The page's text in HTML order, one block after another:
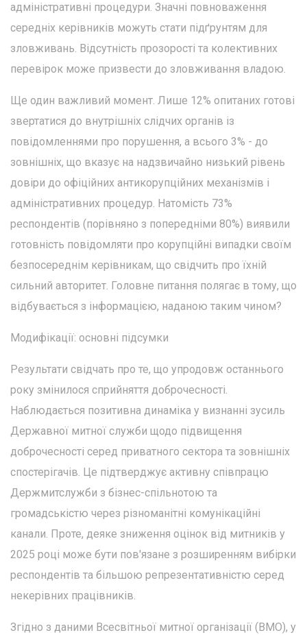
адміністративні процедури. Значні повноваження
середніх керівників можуть стати підґрунтям для
зловживань. Відсутність прозорості та колективних
перевірок може призвести до зловживання владою.
Ще один важливий момент. Лише 12% опитаних готові
звертатися до внутрішніх слідчих органів із
повідомленнями про порушення, а всього 3% - до
зовнішніх, що вказує на надзвичайно низький рівень
довіри до офіційних антикорупційних механізмів і
адміністративних процедур. Натомість 73%
респондентів (порівняно з попередніми 80%) виявили
готовність повідомляти про корупційні випадки своїм
безпосереднім керівникам, що свідчить про їхній
сильний авторитет. Головне питання полягає в тому, що
відбувається з інформацією, наданою таким чином?
Модифікації: основні підсумки
Результати свідчать про те, що упродовж останнього
року змінилося сприйняття доброчесності.
Наблюдається позитивна динаміка у визнанні зусиль
Державної митної служби щодо підвищення
доброчесності серед приватного сектора та зовнішніх
спостерігачів. Це підтверджує активну співпрацю
Держмитслужби з бізнес-спільнотою та
громадськістю через різноманітні комунікаційні
канали. Проте, деяке зниження оцінок від митників у
2025 році може бути пов'язане з розширенням вибірки
респондентів та більшою репрезентативністю серед
некерівних працівників.
Згідно з даними Всесвітньої митної організації (ВМО), у